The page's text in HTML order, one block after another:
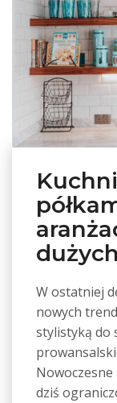
W ostatniej
nowych
stylistyką do
dziś